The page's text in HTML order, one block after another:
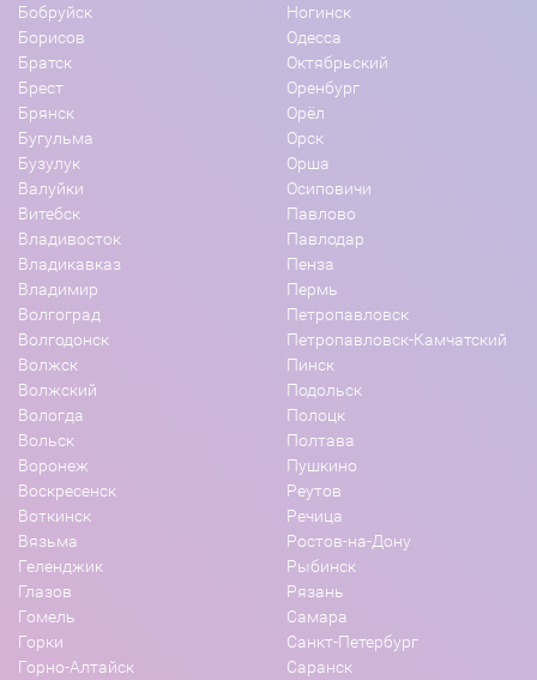
Бобруйск
Борисов
Братск
Брест
Брянск
Бугульма
Бузулук
Валуйки
Витебск
Владивосток
Владикавказ
Владимир
Волгоград
Волгодонск
Волжск
Волжский
Вологда
Вольск
Воронеж
Воскресенск
Воткинск
Вязьма
Геленджик
Глазов
Гомель
Горки
Горно-Алтайск
Ногинск
Одесса
Октябрьский
Оренбург
Орёл
Орск
Орша
Осиповичи
Павлово
Павлодар
Пенза
Пермь
Петропавловск
Петропавловск-Камчатский
Пинск
Подольск
Полоцк
Полтава
Пушкино
Реутов
Речица
Ростов-на-Дону
Рыбинск
Рязань
Самара
Санкт-Петербург
Саранск